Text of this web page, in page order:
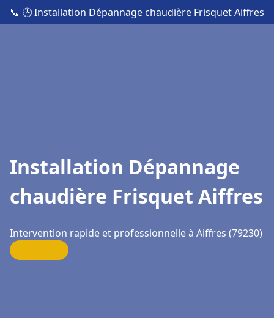
📞 🕒 Installation Dépannage chaudière Frisquet Aiffres
Installation Dépannage
chaudière Frisquet Aiffres
Intervention rapide et professionnelle à Aiffres (79230)